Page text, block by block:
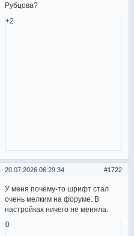
Рубцова?
+2
1722
20.07.2026 06:29:34
У меня почему-то шрифт стал
очень мелким на форуме. В
настройках ничего не меняла.
0